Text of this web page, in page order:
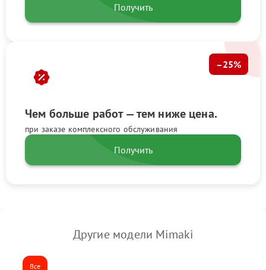
Получить
Чем больше работ — тем ниже цена.
при заказе комплексного обслуживания
–25%
Получить
Другие модели Mimaki
Все